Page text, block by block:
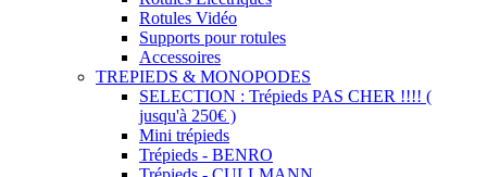
Rotules Vidéo
Supports pour rotules
Accessoires
TREPIEDS & MONOPODES
SELECTION : Trépieds PAS CHER !!!! (
jusqu'à 250€ )
Mini trépieds
Trépieds - BENRO